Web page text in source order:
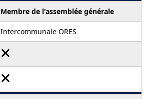
Membre de l'assemblée générale
Intercommunale ORES